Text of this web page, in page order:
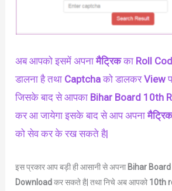
अब आपको इसमें अपनामैट्रिक का Roll
डालना है तथा Captchaको डालकरView
जिसके बाद से आपका Bihar Board 10th
कर आ जायेगा इसके बाद से आप अपना
को सेव कर के रख सकते है|
इस प्रकार आप बड़ी ही आसानी से अपना Bihar
Downloadकर सकते है| तथा निचे अब आपको 10th